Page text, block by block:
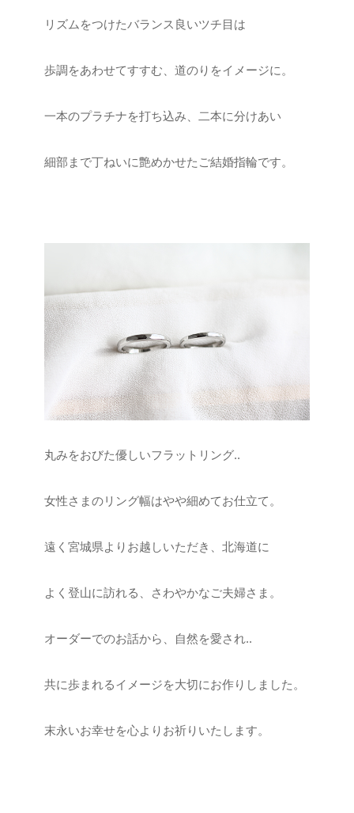
リズムをつけたバランス良いツチ目は
歩調をあわせてすすむ、道のりをイメージに。
一本のプラチナを打ち込み、二本に分けあい
細部まで丁ねいに艶めかせたご結婚指輪です。
丸みをおびた優しいフラットリング..
女性さまのリング幅はやや細めてお仕立て。
遠く宮城県よりお越しいただき、北海道に
よく登山に訪れる、さわやかなご夫婦さま。
オーダーでのお話から、自然を愛され..
共に歩まれるイメージを大切にお作りしました。
末永いお幸せを心よりお祈りいたします。